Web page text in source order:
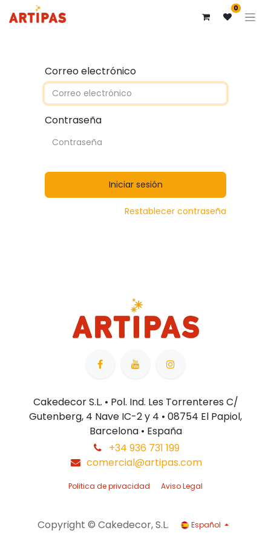
0
Correo electrónico
Contraseña
Iniciar sesión
Restablecer contraseña
Cakedecor S.L. • Pol. Ind. Les Torrenteres C/
Gutenberg, 4 Nave IC-2 y 4 • 08754 El Papiol,
Barcelona • España
+34 936 731 199
comercial@artipas.com
Politica de privacidad Aviso Legal
Copyright © Cakedecor, S.L. Español